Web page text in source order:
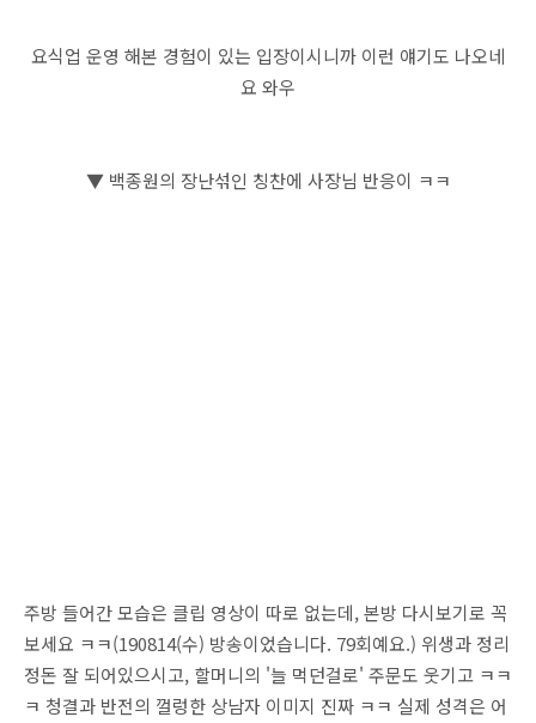
요식업 운영 해본 경험이 있는 입장이시니까 이런 얘기도 나오네
요 와우
▼ 백종원의 장난섞인 칭찬에 사장님 반응이 ㅋㅋ
주방 들어간 모습은 클립 영상이 따로 없는데, 본방 다시보기로 꼭
보세요 ㅋㅋ(190814(수) 방송이었습니다. 79회예요.) 위생과 정리
정돈 잘 되어있으시고, 할머니의 '늘 먹던걸로' 주문도 웃기고 ㅋㅋ
ㅋ 청결과 반전의 껄렁한 상남자 이미지 진짜 ㅋㅋ 실제 성격은 어